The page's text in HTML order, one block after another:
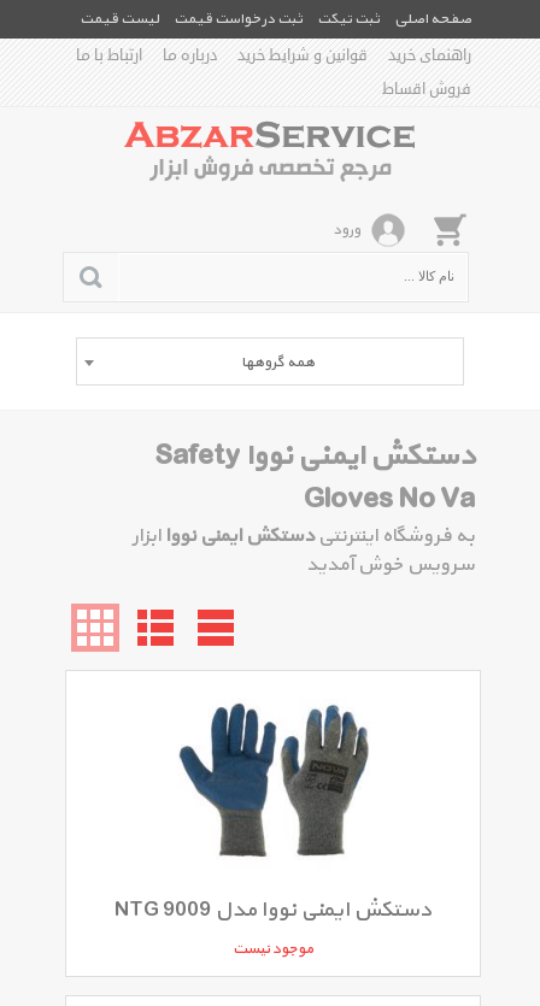
صفحه اصلی ثبت تیکت ثبت درخواست قیمت
لیست قیمت
راهنمای خرید
قوانین و شرایط خرید درباره ما
ارتباط با ما
فروش اقساط
ورود
همه گروهها
دستکش ایمنی نووا Safety
Gloves No Va
به فروشگاه اینترنتیدستکش ایمنی نووا ابزار
سرویس خوش آمدید
دستکش ایمنی نووا مدل NTG 9009
موجود نیست